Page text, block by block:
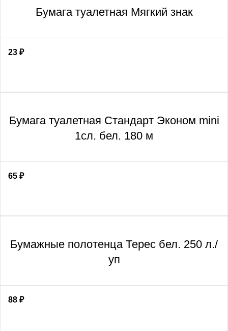
Бумага туалетная Мягкий знак
23 ₽
Бумага туалетная Стандарт Эконом mini
1сл. бел. 180 м
65 ₽
Бумажные полотенца Терес бел. 250 л./
уп
88 ₽